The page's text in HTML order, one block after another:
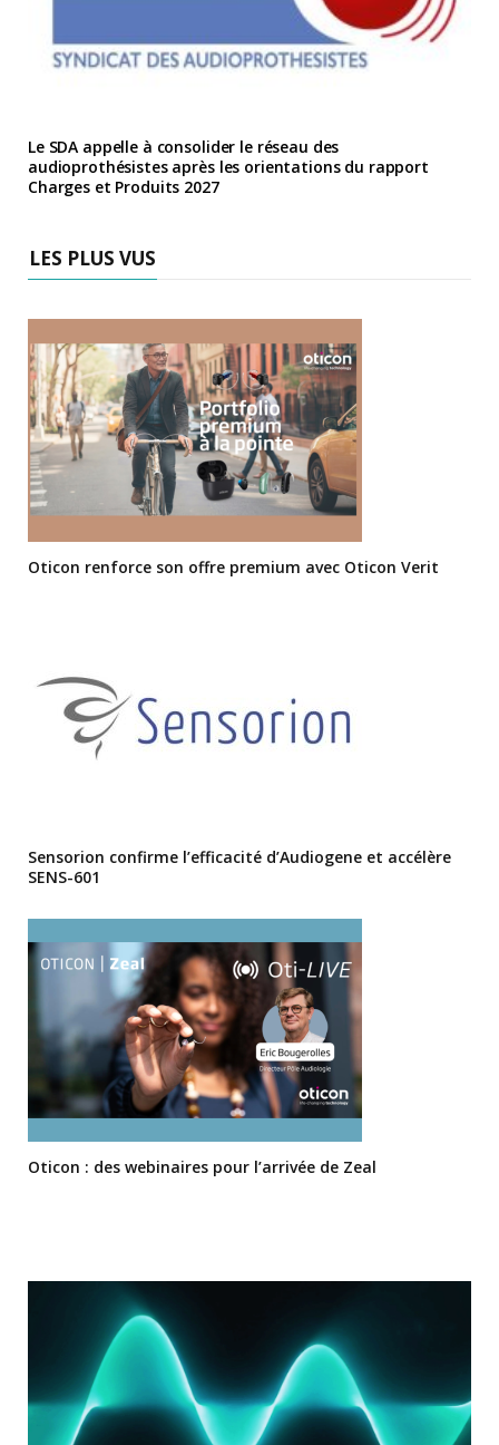
Le SDA appelle à consolider le réseau des
audioprothésistes après les orientations du rapport
Charges et Produits 2027
LES PLUS VUS
Oticon renforce son offre premium avec Oticon Verit
Sensorion confirme l’efficacité d’Audiogene et accélère
SENS-601
Oticon : des webinaires pour l’arrivée de Zeal